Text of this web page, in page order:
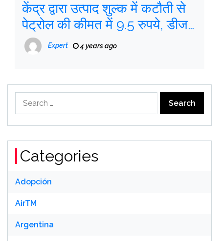
केंद्र द्वारा उत्पाद शुल्क में कटौती से
पेट्रोल की कीमत में 9.5 रुपये, डीजल
में 7 रुपये प्रति लीटर की कमी आएगी
Expert 4 years ago
for:
Categories
Adopción
AirTM
Argentina